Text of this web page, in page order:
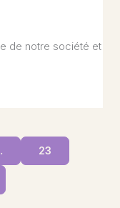
de notre société et
23